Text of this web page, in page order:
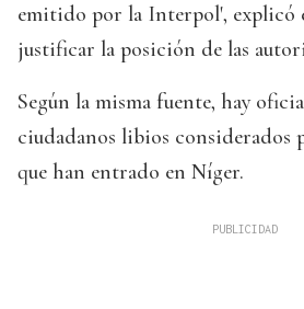
emitido por la Interpol', explicó
justificar la posición de las
Según la misma fuente, hay
ciudadanos libios considerados
que han entrado en Níger.